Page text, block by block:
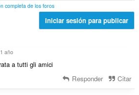
completa de los foros
Iniciar sesión para publicar
año
a tutti gli amici
Responder Citar